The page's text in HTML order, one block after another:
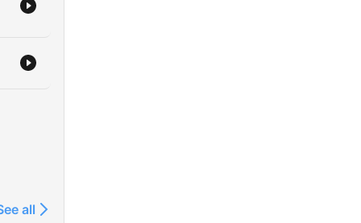
all